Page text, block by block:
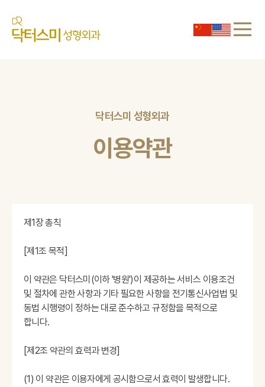
닥터스미 성형외과
이용약관
제1장 총칙
[제1조 목적]
이 약관은 닥터스미(이하 '병원')이 제공하는 서비스 이용조건
및 절차에 관한 사항과 기타 필요한 사항을 전기통신사업법 및
동법 시행령이 정하는 대로 준수하고 규정함을 목적으로
합니다.
[제2조 약관의 효력과 변경]
(1) 이 약관은 이용자에게 공시함으로서 효력이 발생합니다.